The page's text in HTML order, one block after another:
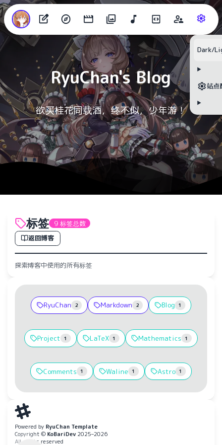
RyuChan's Blog
欲买桂花同载酒，终不似，少年游！
Dark/
站点
标签 9 标签总数
返回博客
探索博客中使用的所有标签
RyuChan 2 Markdown 2 Blog 1
Project 1 LaTeX 1 Mathematics 1
Comments 1 Waline 1 Astro 1
Powered by RyuChan Template
Copyright © KoBariDev 2025–2026
All rights reserved
目录
无可用标题